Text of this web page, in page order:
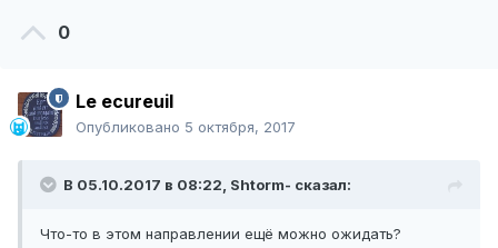
0
Le ecureuil
Опубликовано 5 октября, 2017
В 05.10.2017 в 08:22, Shtorm- сказал:
Что-то в этом направлении ещё можно ожидать?